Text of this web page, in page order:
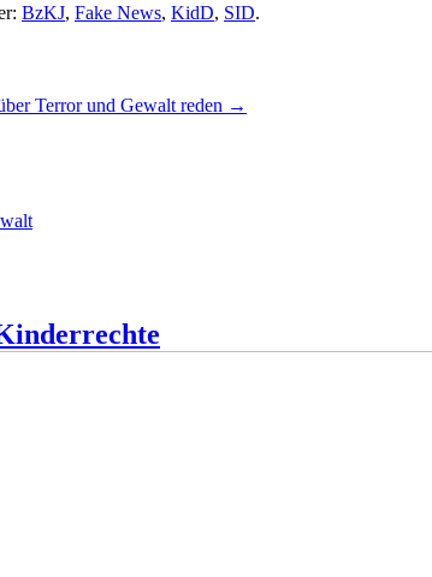
BzKJ, Fake News, KidD, SID.
Terror und Gewalt reden →